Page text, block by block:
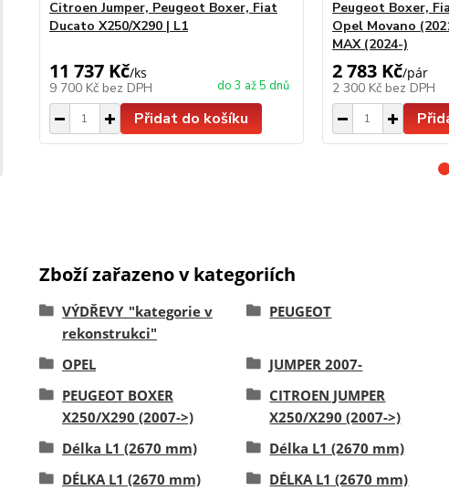
Citroen Jumper, Peugeot Boxer, Fiat
Ducato X250/X290 | L1
11 737 Kč/ks
9 700 Kč bez DPH do 3 až 5 dnů
Přidat do košíku
Peugeot Boxer,
Opel Movano
MAX (2024-)
2 783 Kč/pár
2 300 Kč bez DPH
Zboží zařazeno v kategoriích
VÝDŘEVY_"kategorie v
rekonstrukci"
PEUGEOT
OPEL JUMPER 2007-
PEUGEOT BOXER
X250/X290 (2007->)
CITROEN JUMPER
X250/X290 (2007->)
Délka L1 (2670 mm) Délka L1 (2670 mm)
DÉLKA L1 (2670 mm)
DÉLKA L1 (2670 mm)